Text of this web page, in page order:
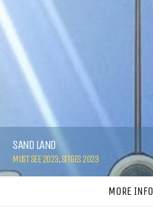
SAND LAND
MUST SEE 2023,SITGES 2023
MORE INFO